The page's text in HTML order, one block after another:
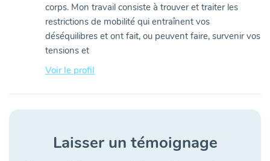
corps. Mon travail consiste à trouver et traiter les
restrictions de mobilité qui entraînent vos
déséquilibres et ont fait, ou peuvent faire, survenir vos
tensions et
Voir le profil
Laisser un témoignage